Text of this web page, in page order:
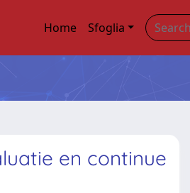
Home Sfoglia
en continue